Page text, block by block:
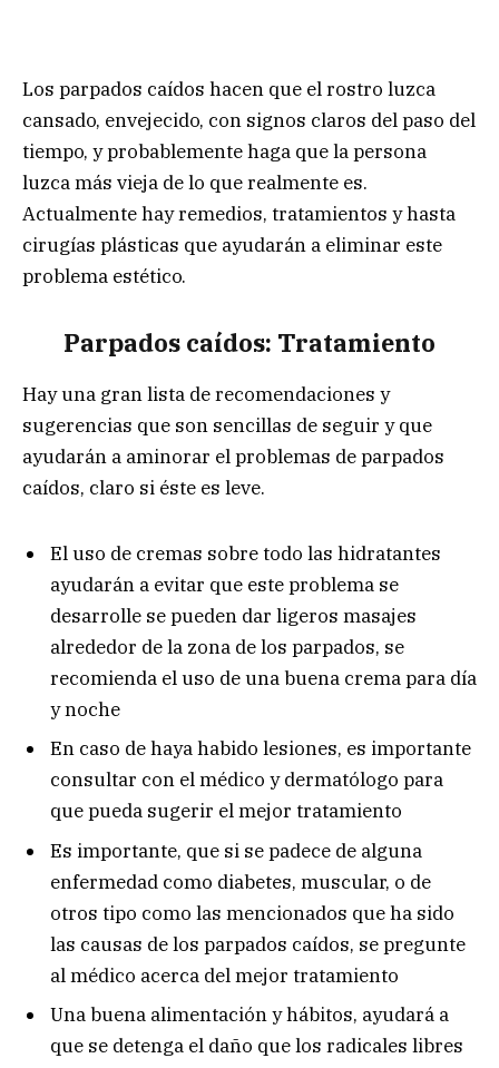
Los parpados caídos hacen que el rostro luzca
cansado, envejecido, con signos claros del paso del
tiempo, y probablemente haga que la persona
luzca más vieja de lo que realmente es.
Actualmente hay remedios, tratamientos y hasta
cirugías plásticas que ayudarán a eliminar este
problema estético.
Parpados caídos: Tratamiento
Hay una gran lista de recomendaciones y
sugerencias que son sencillas de seguir y que
ayudarán a aminorar el problemas de parpados
caídos, claro si éste es leve.
El uso de cremas sobre todo las hidratantes
ayudarán a evitar que este problema se
desarrolle se pueden dar ligeros masajes
alrededor de la zona de los parpados, se
recomienda el uso de una buena crema para día
y noche
En caso de haya habido lesiones, es importante
consultar con el médico y dermatólogo para
que pueda sugerir el mejor tratamiento
Es importante, que si se padece de alguna
enfermedad como diabetes, muscular, o de
otros tipo como las mencionados que ha sido
las causas de los parpados caídos, se pregunte
al médico acerca del mejor tratamiento
Una buena alimentación y hábitos, ayudará a
que se detenga el daño que los radicales libres